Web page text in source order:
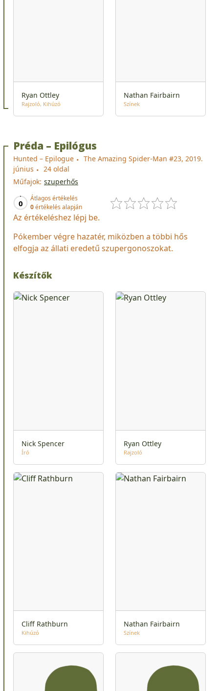
Ryan Ottley
Rajzoló Kihúzó
Nathan Fairbairn
Színek
Préda – Epilógus
Hunted – Epilogue
The Amazing Spider-Man #23, 2019.
június
24 oldal
Műfajok: szuperhős
0
Átlagos értékelés
0értékelés alapján
Az értékeléshez lépj be.
Pókember végre hazatér, miközben a többi hős
elfogja az állati eredetű szupergonoszokat.
Készítők
Nick Spencer
Író
Ryan Ottley
Rajzoló
Cliff Rathburn
Kihúzó
Nathan Fairbairn
Színek